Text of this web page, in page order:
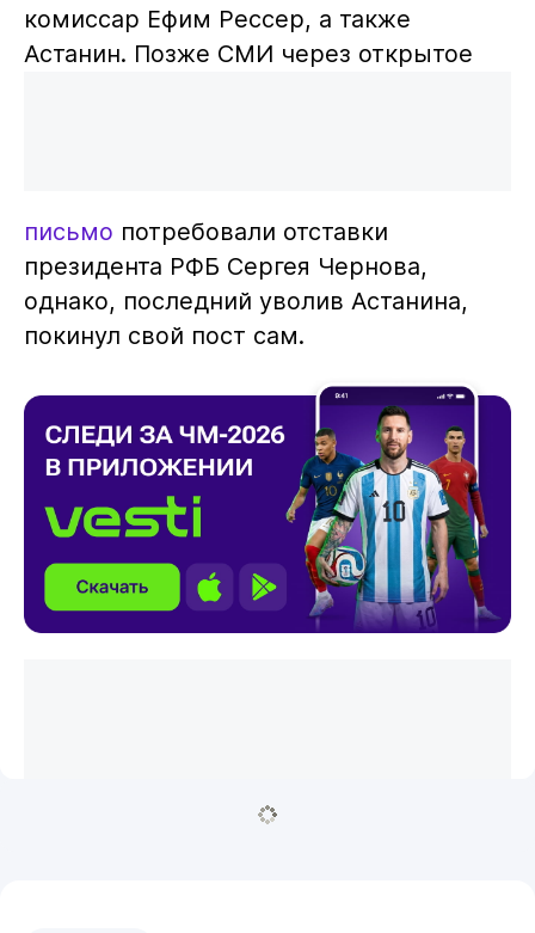
комиссар Ефим Рессер, а также
Астанин. Позже СМИ через открытое
письмо потребовали отставки
президента РФБ Сергея Чернова,
однако, последний уволив Астанина,
покинул свой пост сам.